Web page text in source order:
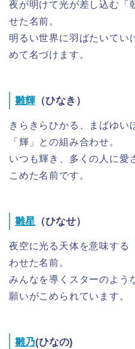
夜が明けて光が差し込む「
せた名前。
明るい世界に羽ばたいてい
めて名づけます。
雛輝 （ひなき）
きらきらひかる、まばゆい
「輝」との組み合わせ。
いつも輝き、多くの人に愛
こめた名前です。
雛星 （ひなせ）
夜空に光る天体を意味する
わせた名前。
みんなを導くスターのよう
願いがこめられています。
雛乃(ひなの)